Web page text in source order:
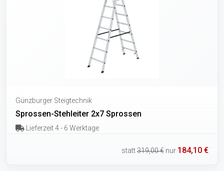
Günzburger Steigtechnik
Sprossen-Stehleiter 2x7 Sprossen
Lieferzeit 4 - 6 Werktage
statt319,00 € nur 184,10 €